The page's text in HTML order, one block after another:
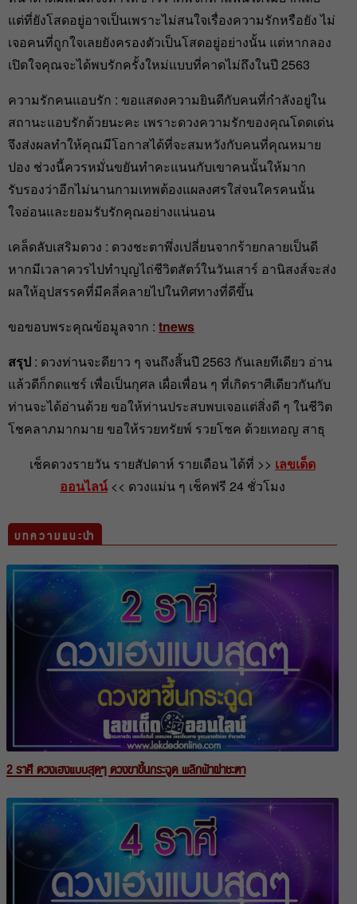
แต่ที่ยังโสดอยู่อาจเป็นเพราะไม่สนใจเรื่องความรักหรือยัง ไม่
เจอคนที่ถูกใจเลยยังครองตัวเป็นโสดอยู่อย่างนั้น แต่หากลอง
เปิดใจคุณจะได้พบรักครั้งใหม่แบบที่คาดไม่ถึงในปี 2563
ความรักคนแอบรัก : ขอแสดงความยินดีกับคนที่กำลังอยู่ใน
สถานะแอบรักด้วยนะคะ เพราะดวงความรักของคุณโดดเด่น
จึงส่งผลทำให้คุณมีโอกาสได้ที่จะสมหวังกับคนที่คุณหมาย
ปอง ช่วงนี้ควรหมั่นขยันทำคะแนนกับเขาคนนั้นให้มาก
รับรองว่าอีกไม่นานกามเทพต้องแผลงศรใส่จนใครคนนั้น
ใจอ่อนและยอมรับรักคุณอย่างแน่นอน
เคล็ดลับเสริมดวง : ดวงชะตาพึ่งเปลี่ยนจากร้ายกลายเป็นดี
หากมีเวลาควรไปทำบุญไถ่ชีวิตสัตว์ในวันเสาร์ อานิสงส์จะส่ง
ผลให้อุปสรรคที่มีคลี่คลายไปในทิศทางที่ดีขึ้น
ขอขอบพระคุณข้อมูลจาก : tnews
สรุป : ดวงท่านจะดียาว ๆ จนถึงสิ้นปี 2563 กันเลยทีเดียว อ่าน
แล้วดีก็กดแชร์ เพื่อเป็นกุศล เผื่อเพื่อน ๆ ที่เกิดราศีเดียวกันกับ
ท่านจะได้อ่านด้วย ขอให้ท่านประสบพบเจอแต่สิ่งดี ๆ ในชีวิต
โชคลาภมากมาย ขอให้รวยทรัยพ์ รวยโชค ด้วยเทอญ สาธุ
เช็คดวงรายวัน รายสัปดาห์ รายเดือน ได้ที่ >> เลขเด็ด
ออนไลน์ << ดวงแม่น ๆ เช็คฟรี 24 ชั่วโมง
บทความแนะนำ
2 ราศี ดวงเฮงแบบสุดๆ ดวงขาขึ้นกระฉูด พลิกฟ้าผ่าชะตา